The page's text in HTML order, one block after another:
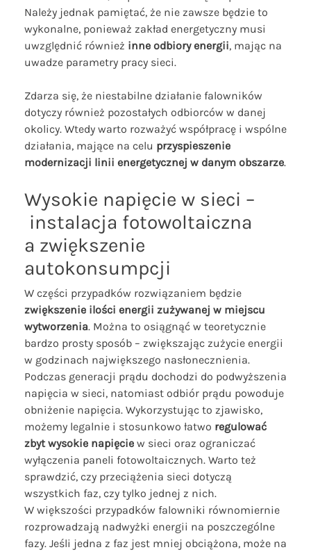
Należy jednak pamiętać, że nie zawsze będzie to
wykonalne, ponieważ zakład energetyczny musi
uwzględnić również inne odbiory energii, mając na
uwadze parametry pracy sieci.
Zdarza się, że niestabilne działanie falowników
dotyczy również pozostałych odbiorców w danej
okolicy. Wtedy warto rozważyć współpracę i wspólne
działania, mające na celu przyspieszenie
modernizacji linii energetycznej w danym obszarze.
Wysokie napięcie w sieci –
instalacja fotowoltaiczna
a zwiększenie
autokonsumpcji
W części przypadków rozwiązaniem będzie
zwiększenie ilości energii zużywanej w miejscu
wytworzenia. Można to osiągnąć w teoretycznie
bardzo prosty sposób – zwiększając zużycie energii
w godzinach największego nasłonecznienia.
Podczas generacji prądu dochodzi do podwyższenia
napięcia w sieci, natomiast odbiór prądu powoduje
obniżenie napięcia. Wykorzystując to zjawisko,
możemy legalnie i stosunkowo łatwo regulować
zbyt wysokie napięcie w sieci oraz ograniczać
wyłączenia paneli fotowoltaicznych. Warto też
sprawdzić, czy przeciążenia sieci dotyczą
wszystkich faz, czy tylko jednej z nich.
W większości przypadków falowniki równomiernie
rozprowadzają nadwyżki energii na poszczególne
fazy. Jeśli jedna z faz jest mniej obciążona, może na